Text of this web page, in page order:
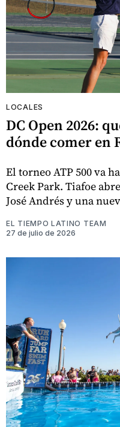
LOCALES
DC Open 2026:
dónde comer en
El torneo ATP 500 va
Creek Park. Tiafoe
José Andrés y una
EL TIEMPO LATINO TEAM
27 de julio de 2026